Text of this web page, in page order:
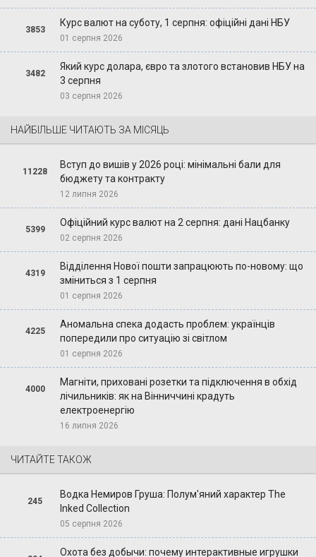
3853
Курс валют на суботу, 1 серпня: офіційні дані НБУ
01 серпня 2026
3482
Який курс долара, євро та злотого встановив НБУ на
3 серпня
03 серпня 2026
НАЙБІЛЬШЕ ЧИТАЮТЬ ЗА МІСЯЦЬ
11228
Вступ до вишів у 2026 році: мінімальні бали для
бюджету та контракту
12 липня 2026
5399
Офіційний курс валют на 2 серпня: дані Нацбанку
02 серпня 2026
4319
Відділення Нової пошти запрацюють по-новому: що
зміниться з 1 серпня
01 серпня 2026
4225
Аномальна спека додасть проблем: українців
попередили про ситуацію зі світлом
01 серпня 2026
4000
Магніти, приховані розетки та підключення в обхід
лічильників: як на Вінниччині крадуть
електроенергію
16 липня 2026
ЧИТАЙТЕ ТАКОЖ
245
Водка Немиров Груша: Полум'яний характер The
Inked Collection
05 серпня 2026
Охота без добычи: почему интерактивные игрушки